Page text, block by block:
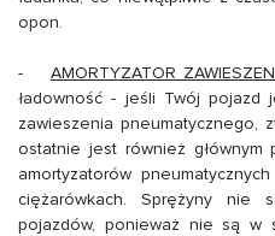
opon.
- AMORTYZATOR
ładowność - jeśli Twój pojazd
zawieszenia pneumatycznego,
ostatnie jest również
amortyzatorów
ciężarówkach. Sprężyny nie
pojazdów, ponieważ nie są w